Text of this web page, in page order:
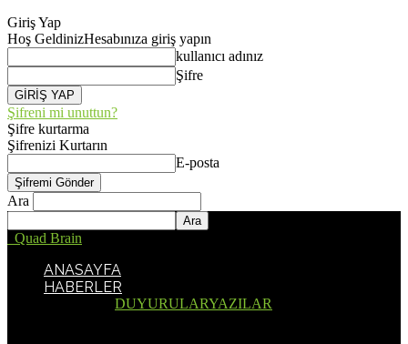
Giriş Yap
Hoş GeldinizHesabınıza giriş yapın
kullanıcı adınız
Şifre
Şifreni mi unuttun?
Şifre kurtarma
Şifrenizi Kurtarın
E-posta
Ara
Quad Brain
ANASAYFA
HABERLER
DUYURULARYAZILAR